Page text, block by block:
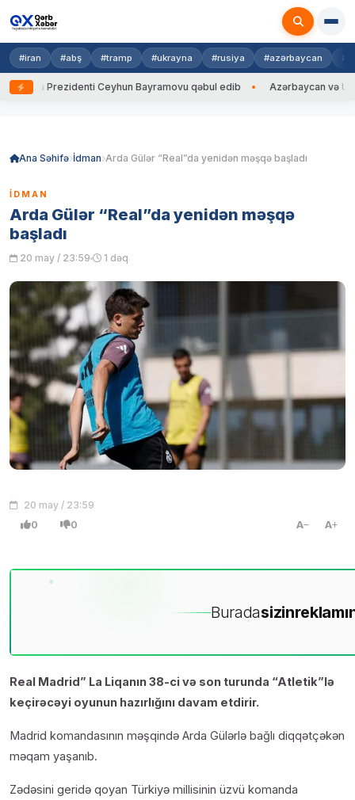
#iran #abş #tramp #ukrayna #rusiya #azərbaycan
Prezidenti Ceyhun Bayramovu qəbul edib Azərbaycan və
Ana Səhifə İdman Arda Gülər “Real”da yenidən məşqə başladı
İDMAN
Arda Gülər “Real”da yenidən məşqə
başladı
20 may / 23:59 1 dəq
20 may / 23:59
0 0 A A
Buradasizin
Real Madrid” La Liqanın 38-ci və son turunda “Atletik”lə
keçirəcəyi oyunun hazırlığını davam etdirir.
Madrid komandasının məşqində Arda Gülərlə bağlı diqqətçəkən
məqam yaşanıb.
Zədəsini geridə qoyan Türkiyə millisinin üzvü komanda